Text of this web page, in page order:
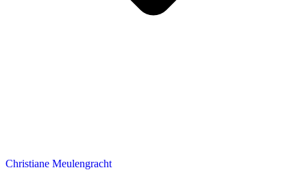
Christiane Meulengracht